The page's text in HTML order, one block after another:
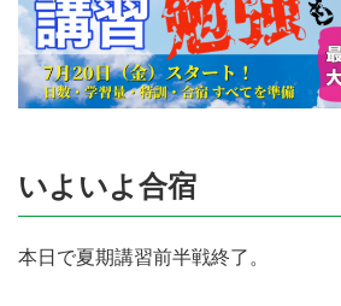
いよいよ合宿
本日で夏期講習前半戦終了。